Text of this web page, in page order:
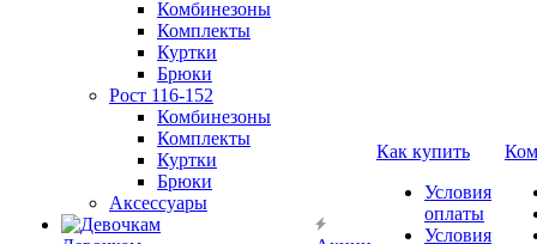
Комбинезоны
Комплекты
Куртки
Брюки
Рост 116-152
Комбинезоны
Комплекты
Куртки
Брюки
Аксессуары
Как купить
Условия
оплаты
Условия